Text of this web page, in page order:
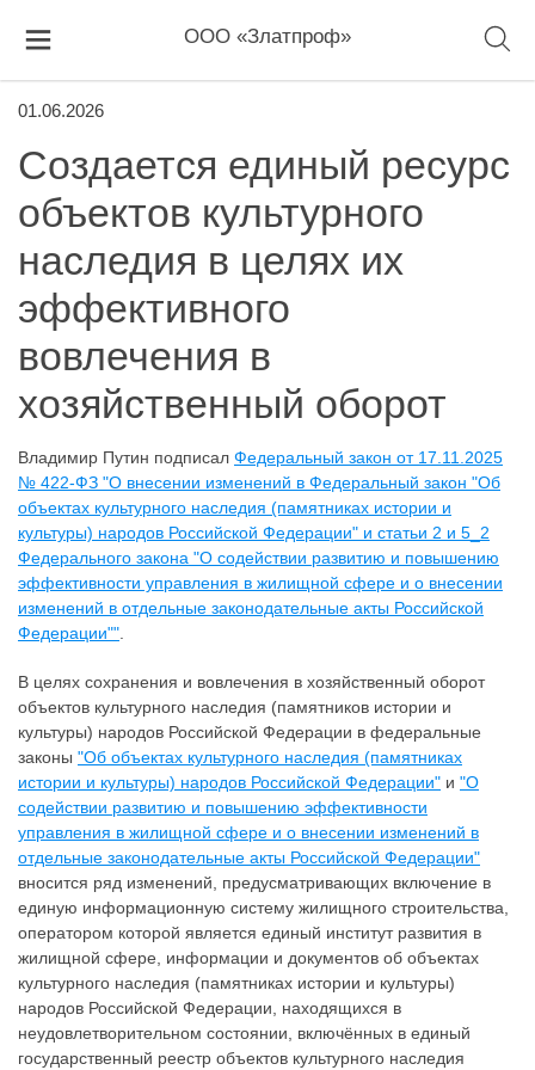
ООО «Златпроф»
01.06.2026
Создается единый ресурс
объектов культурного
наследия в целях их
эффективного
вовлечения в
хозяйственный оборот
Владимир Путин подписал Федеральный закон от 17.11.2025
№ 422-ФЗ "О внесении изменений в Федеральный закон "Об
объектах культурного наследия (памятниках истории и
культуры) народов Российской Федерации" и статьи 2 и 5_2
Федерального закона "О содействии развитию и повышению
эффективности управления в жилищной сфере и о внесении
изменений в отдельные законодательные акты Российской
Федерации""
В целях сохранения и вовлечения в хозяйственный оборот
объектов культурного наследия (памятников истории и
культуры) народов Российской Федерации в федеральные
законы "Об объектах культурного наследия (памятниках
истории и культуры) народов Российской Федерации" и "О
содействии развитию и повышению эффективности
управления в жилищной сфере и о внесении изменений в
отдельные законодательные акты Российской Федерации"
вносится ряд изменений, предусматривающих включение в
единую информационную систему жилищного строительства,
оператором которой является единый институт развития в
жилищной сфере, информации и документов об объектах
культурного наследия (памятниках истории и культуры)
народов Российской Федерации, находящихся в
неудовлетворительном состоянии, включённых в единый
государственный реестр объектов культурного наследия